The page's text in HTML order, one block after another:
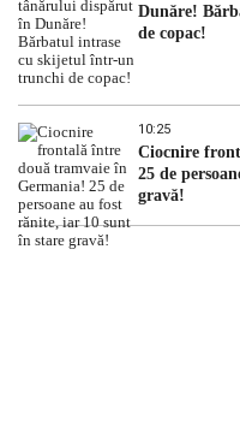
Dunăre!
de copac!
10:25
Ciocnire
25 de
gravă!